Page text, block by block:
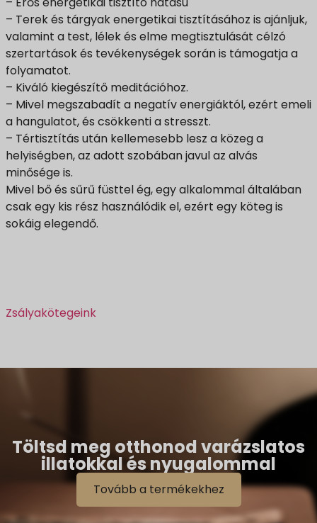
– Terek és tárgyak energetikai tisztításához is ajánljuk,
valamint a test, lélek és elme megtisztulását célzó
szertartások és tevékenységek során is támogatja a
folyamatot.
– Kiváló kiegészítő meditációhoz.
– Mivel megszabadít a negatív energiáktól, ezért emeli
a hangulatot, és csökkenti a stresszt.
– Tértisztítás után kellemesebb lesz a közeg a
helyiségben, az adott szobában javul az alvás
minősége is.
Mivel bő és sűrű füsttel ég, egy alkalommal általában
csak egy kis rész használódik el, ezért egy köteg is
sokáig elegendő.
Zsályakötegeink
Töltsd meg otthonod varázslatos
illatokkal és nyugalommal
Tovább a termékekhez